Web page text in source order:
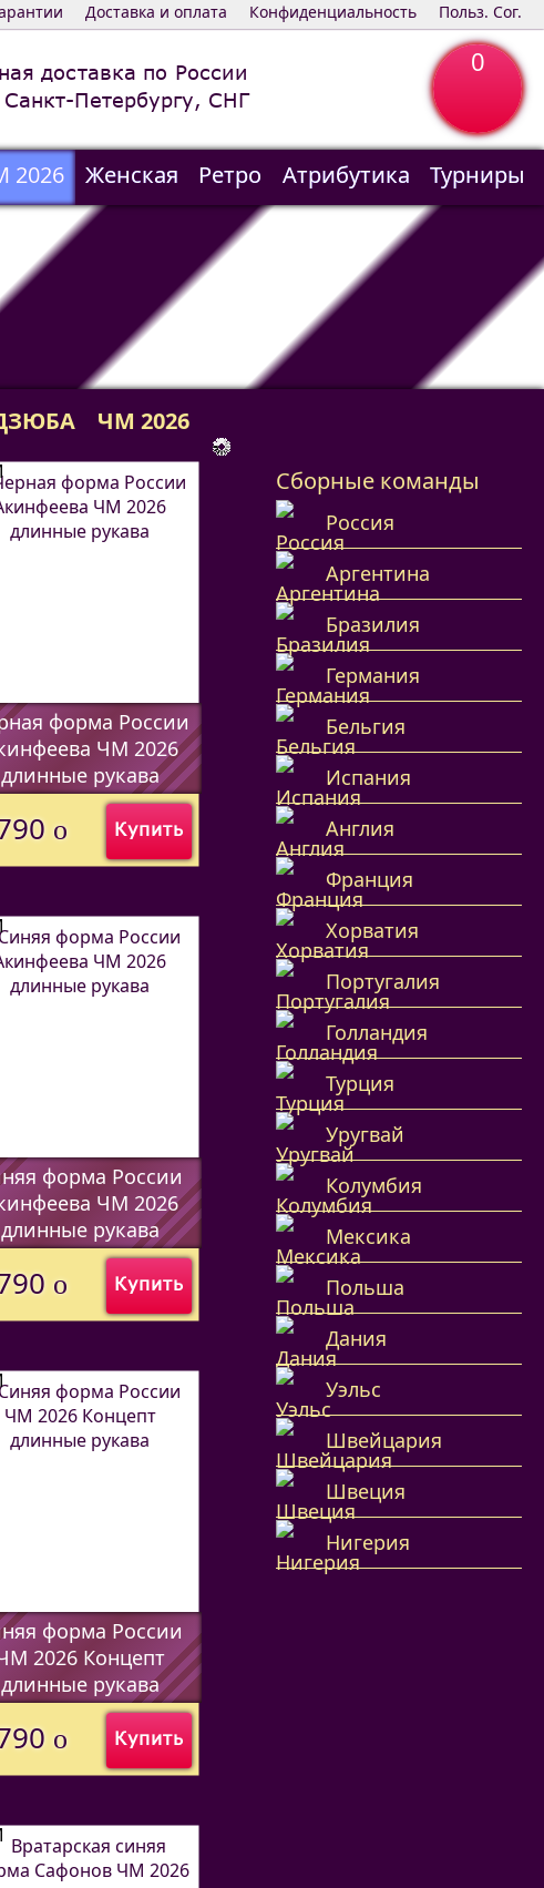
Польз. Сог.
Конфиденциальность
Доставка и оплата
доставка по России
Петербургу, СНГ
2026 Женская Ретро Атрибутика
Турниры
ЧМ 2026
Сборные команды
Россия
Аргентина
Бразилия
Германия
Бельгия
Испания
Англия
Франция
Хорватия
Португалия
Голландия
Турция
Уругвай
Колумбия
Мексика
Польша
Дания
Уэльс
Швейцария
Швеция
Нигерия
форма России
ЧМ 2026
длинные рукава
Купить
o
форма России
ЧМ 2026
длинные рукава
Купить
o
форма России
2026 Концепт
длинные рукава
Купить
o
0